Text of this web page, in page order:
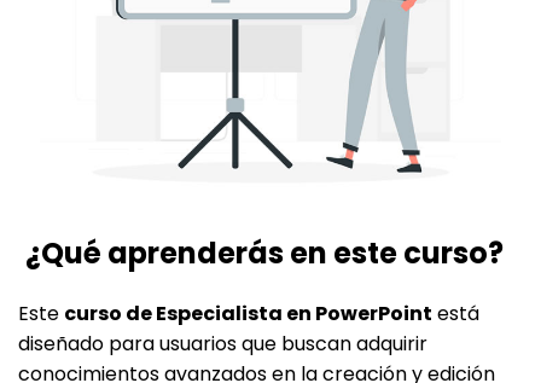
¿Qué aprenderás en este curso?
Este curso de Especialista en PowerPoint está
diseñado para usuarios que buscan adquirir
conocimientos avanzados en la creación y edición